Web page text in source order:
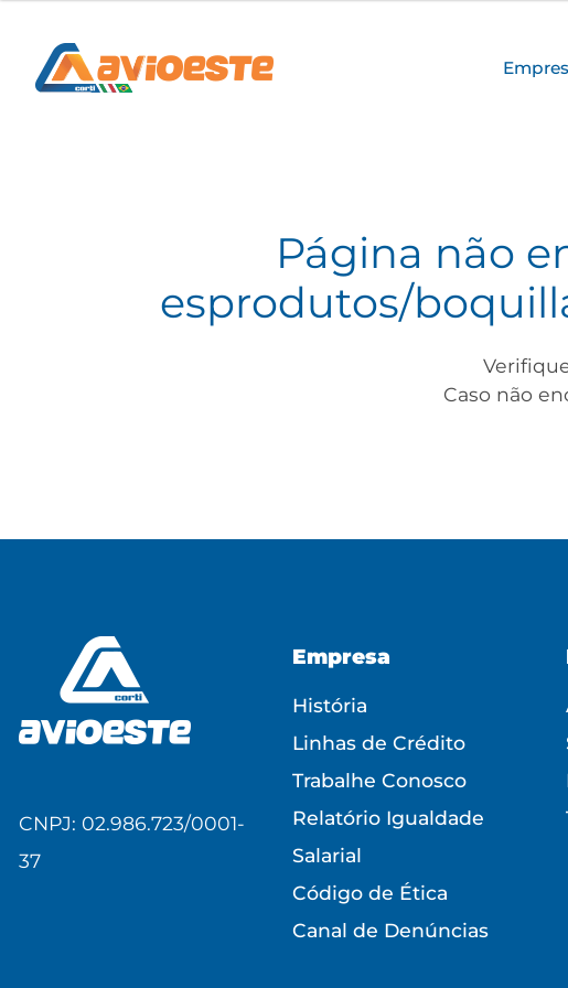
Página não
esprodutos/
Caso não
CNPJ: 02.986.723/0001-
37
Empresa
História
Linhas de Crédito
Trabalhe Conosco
Relatório Igualdade
Salarial
Código de Ética
Canal de Denúncias